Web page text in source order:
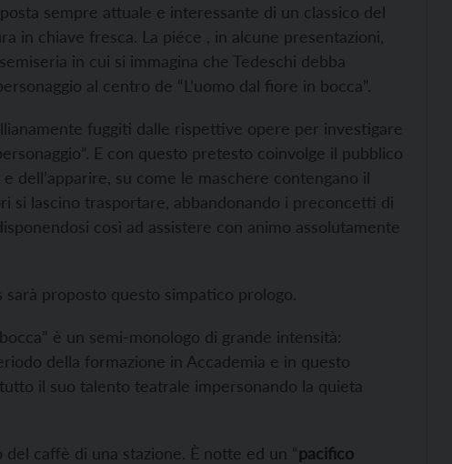
sempre attuale e interessante di un classico del
in chiave fresca. La piéce , in alcune presentazioni,
in cui si immagina che Tedeschi debba
al centro de “L’uomo dal fiore in bocca”.
fuggiti dalle rispettive opere per investigare
E con questo pretesto coinvolge il pubblico
e dell’apparire, su come le maschere contengano il
si lascino trasportare, abbandonando i preconcetti di
così ad assistere con animo assolutamente
proposto questo simpatico prologo.
è un semi-monologo di grande intensità:
della formazione in Accademia e in questo
il suo talento teatrale impersonando la quieta
del caffè di una stazione. È notte ed un “pacifico